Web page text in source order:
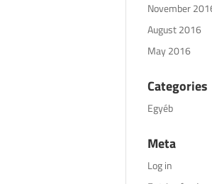
November
August 2016
May 2016
Categories
Egyéb
Meta
Log in